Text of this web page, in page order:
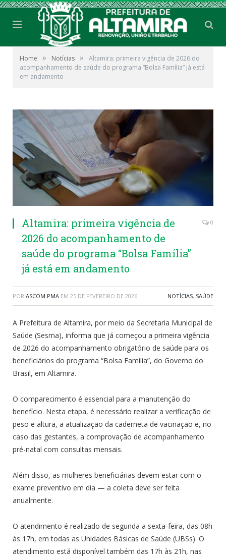
Home » Notícias »
Altamira: primeira vigência de 2026 do
acompanhamento de saúde do programa “Bolsa Família” já está
em andamento
Altamira: primeira vigência de
2026 do acompanhamento de
saúde do programa “Bolsa Família”
já está em andamento
0
POR ASCOM PMA EM 25 DE FEVEREIRO DE 2026 NOTÍCIAS, SAÚDE
A Prefeitura de Altamira, por meio da Secretaria Municipal de
Saúde (Sesma), informa que já começou a primeira vigência
de 2026 do acompanhamento obrigatório de saúde para os
beneficiários do programa “Bolsa Família”, do Governo do
Brasil, em Altamira.
O comparecimento é essencial para a manutenção do
benefício. Nesta etapa, é necessário realizar a verificação de
peso e altura, a atualização da caderneta de vacinação e, no
caso das gestantes, a comprovação de acompanhamento
pré-natal com consultas mensais.
Além disso, as mulheres beneficiárias devem estar com o
exame preventivo em dia — a coleta deve ser feita
anualmente.
O atendimento é realizado de segunda a sexta-feira, das 08h
às 17h, em todas as Unidades Básicas de Saúde (UBSs). O
atendimento está disponível também das 17h às 21h, nas